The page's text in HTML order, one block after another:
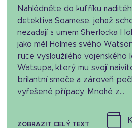
Nahlédněte do kufříku
detektiva Soamese, jehož
nezadají s umem Sherlocka
jako měl Holmes svého
ruce vysloužilého vojenského
Watsupa, který mu svojí
brilantní smeče a zároveň
vyřešené případy. Mnohé z...
ZOBRAZIT CELÝ TEXT